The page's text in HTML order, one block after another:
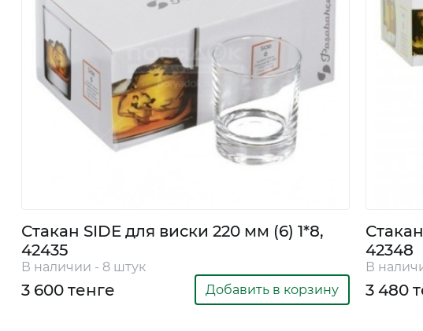
Стакан SIDE для виски 220 мм (6) 1*8,
42435
В наличии - 8 штук
3 600 тенге Добавить в корзину
42348
В
3 480